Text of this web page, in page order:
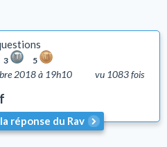
3 5
vu 1083 fois
2018 à 19h10
réponse du Rav